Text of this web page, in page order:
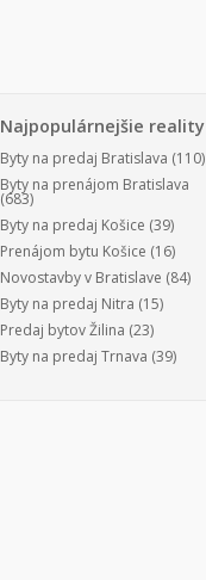
Najpopulárnejšie reality
Byty na predaj Bratislava (110)
Byty na prenájom Bratislava
(683)
Byty na predaj Košice (39)
Prenájom bytu Košice (16)
Novostavby v Bratislave (84)
Byty na predaj Nitra (15)
Predaj bytov Žilina (23)
Byty na predaj Trnava (39)